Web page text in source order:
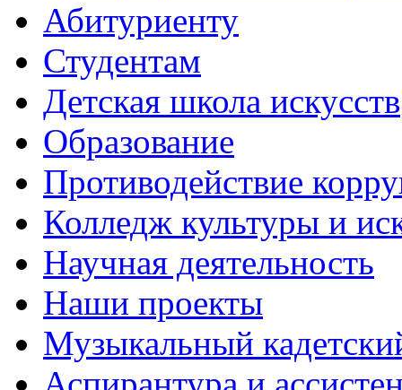
Абитуриенту
Студентам
Детская школа искусств
Образование
Противодействие
Колледж культуры и
Научная деятельность
Наши проекты
Музыкальный